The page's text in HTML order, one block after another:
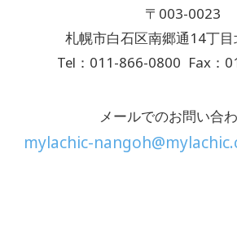
〒003-0023
札幌市白石区南郷通14丁
Tel：011-866-0800 Fax：
メールでのお問い合
mylachic-